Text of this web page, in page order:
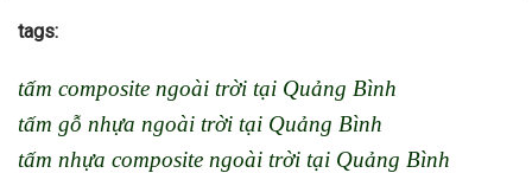
tags:
tấm composite ngoài trời tại Quảng Bình
tấm gỗ nhựa ngoài trời tại Quảng Bình
tấm nhựa composite ngoài trời tại Quảng Bình